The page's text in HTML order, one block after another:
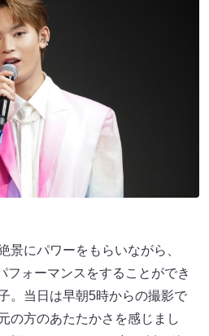
景にパワーをもらいながら、
フォーマンスをすることができ
。当日は早朝5時からの撮影で
の方のあたたかさを感じまし